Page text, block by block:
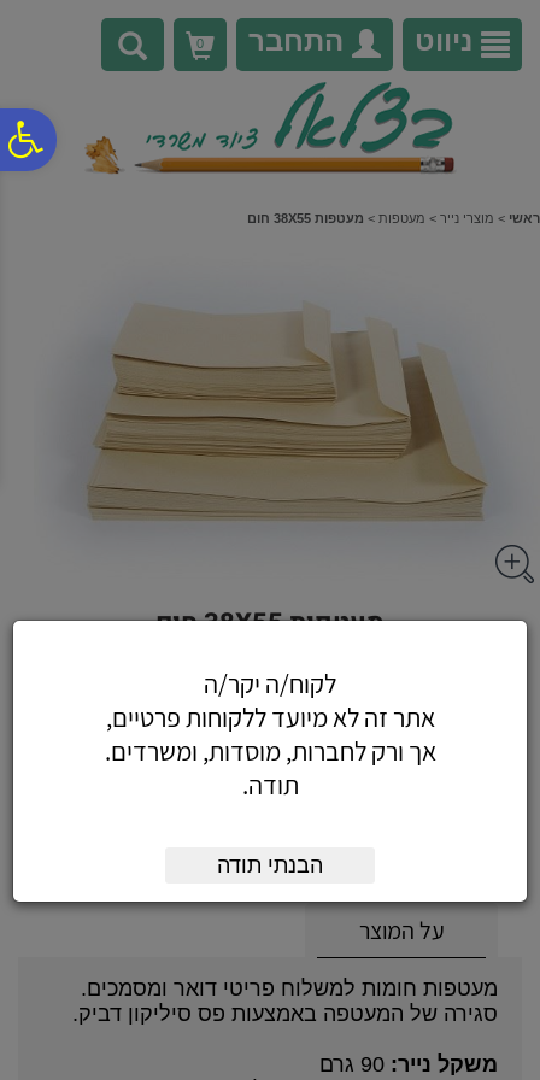
נגישות
אתר
המרכזי
ניווט התחבר 0
ראשי > מוצרי נייר > מעטפות > מעטפות 38X55 חום
מעטפות 38X55 חום
כולל מע"מ
על המוצר
מעטפות חומות למשלוח פריטי דואר ומסמכים.
סגירה של המעטפה באמצעות פס סיליקון דביק.
משקל נייר: 90 גרם
לקוח/ה יקר/ה
אתר זה לא מיועד ללקוחות פרטיים,
אך ורק לחברות, מוסדות, ומשרדים.
תודה.
הבנתי תודה